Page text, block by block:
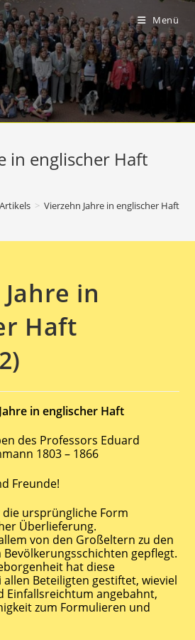
Menü
in englischer Haft
> Vierzehn Jahre in englischer Haft
in
Haft
in englischer Haft
des Professors Eduard
1803 – 1866
Freunde!
ursprüngliche Form
Überlieferung.
von den Großeltern zu den
Bevölkerungsschichten gepflegt.
hat diese
Beteiligten gestiftet, wieviel
Einfallsreichtum angebahnt,
zum Formulieren und